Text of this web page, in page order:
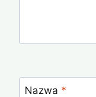
Nazwa *